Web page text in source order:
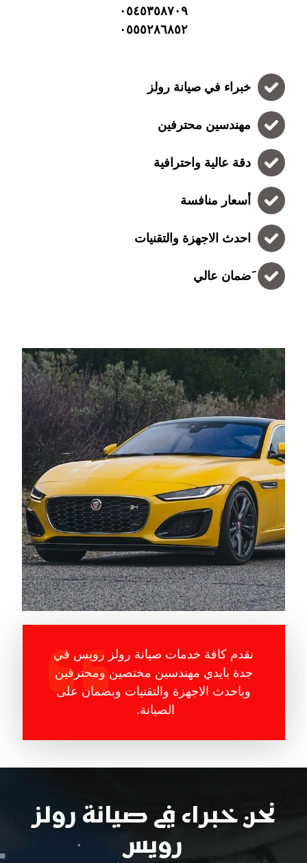
٠٥٤٥٣٥٨٧٠٩
٠٥٥٥٢٨٦٨٥٢
خبراء في صيانة رولز
مهندسين محترفين
دقة عالية واحترافية
أسعار منافسة
احدث الاجهزة والتقنيات
َضمان عالي
نقدم كافة خدمات صيانة رولز رويس في
جدة بايدي مهندسين مختصين ومحترفين
وباحدث الاجهزة والتقنيات وبضمان على
الصيانة.
نحن خبراء في صيانة رولز
رويس